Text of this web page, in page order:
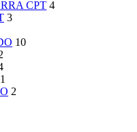
CPT 4
3
10
1
2